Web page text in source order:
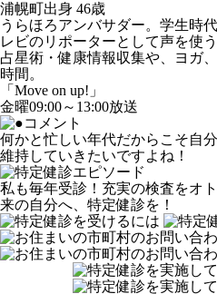
浦幌町出身 46歳
うらほろアンバサダー。学生時
レビのリポーターとして声を使
占星術・健康情報収集や、ヨガ
時間。
「Move on up!」
金曜09:00～13:00放送
何かと忙しい年代だからこそ自
維持していきたいですよね！
私も毎年受診！充実の検査をオ
来の自分へ、特定健診を！